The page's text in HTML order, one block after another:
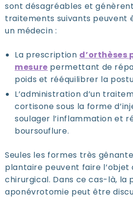
sont désagréables et
traitements suivants peuvent
un médecin :
La prescription d’orthèses
mesure permettant de
poids et rééquilibrer la
L’administration d’un
cortisone sous la forme
soulager l’inflammation et
boursouflure.
Seules les formes très
plantaire peuvent faire l’objet
chirurgical. Dans ce cas-là, la
aponévrotomie peut être